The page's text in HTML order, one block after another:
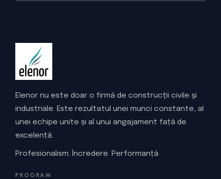
Elenor nu este doar o firmă de construcţii civile şi
industriale. Este rezultatul unei munci constante, al
unei echipe unite și al unui angajament față de
excelență.
Profesionalism. Încredere. Performanță
PROGRAM